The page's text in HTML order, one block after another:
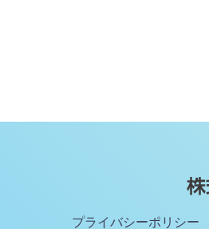
プライバシーポリシー